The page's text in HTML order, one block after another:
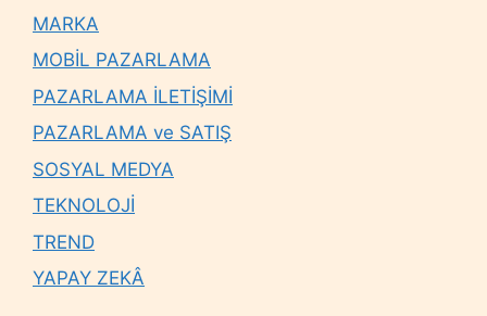
MARKA
MOBİL PAZARLAMA
PAZARLAMA İLETİŞİMİ
PAZARLAMA ve SATIŞ
SOSYAL MEDYA
TEKNOLOJİ
TREND
YAPAY ZEKÂ